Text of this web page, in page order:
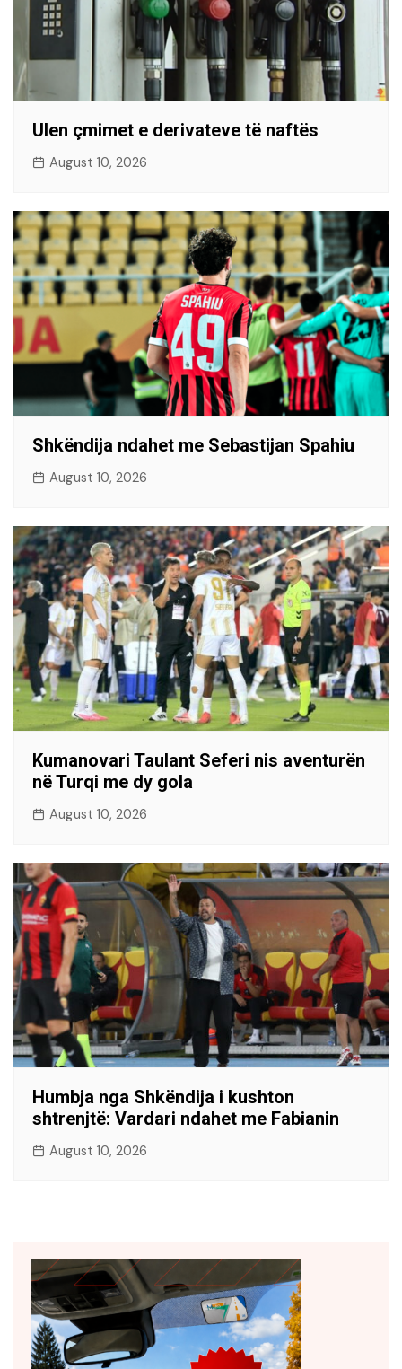
Ulen çmimet e derivateve të naftës
August 10, 2026
Shkëndija ndahet me Sebastijan Spahiu
August 10, 2026
Kumanovari Taulant Seferi nis aventurën
në Turqi me dy gola
August 10, 2026
Humbja nga Shkëndija i kushton
shtrenjtë: Vardari ndahet me Fabianin
August 10, 2026